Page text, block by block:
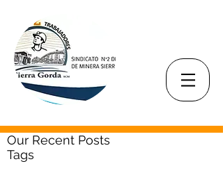
Our Recent Posts
Tags